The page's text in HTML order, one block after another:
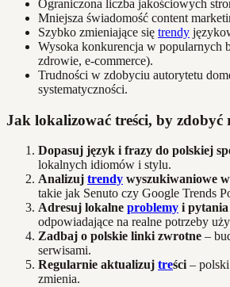
Ograniczona liczba jakościowych
Mniejsza świadomość content
Szybko zmieniające się trendy
Wysoka konkurencja w popularnych
zdrowie, e-commerce).
Trudności w zdobyciu autorytetu
systematyczności.
Jak lokalizować treści, by zdobyć
Dopasuj język i frazy do polskiej
lokalnych idiomów i stylu.
Analizuj trendy wyszukiwaniowe w
takie jak Senuto czy Google Trends
Adresuj lokalne problemy i pytania
odpowiadające na realne potrzeby
Zadbaj o polskie linki zwrotne –
serwisami.
Regularnie aktualizuj treści –
zmienia.